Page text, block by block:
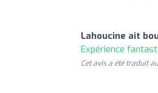
Lahoucine ait
Expérience
Cet avis a été traduit